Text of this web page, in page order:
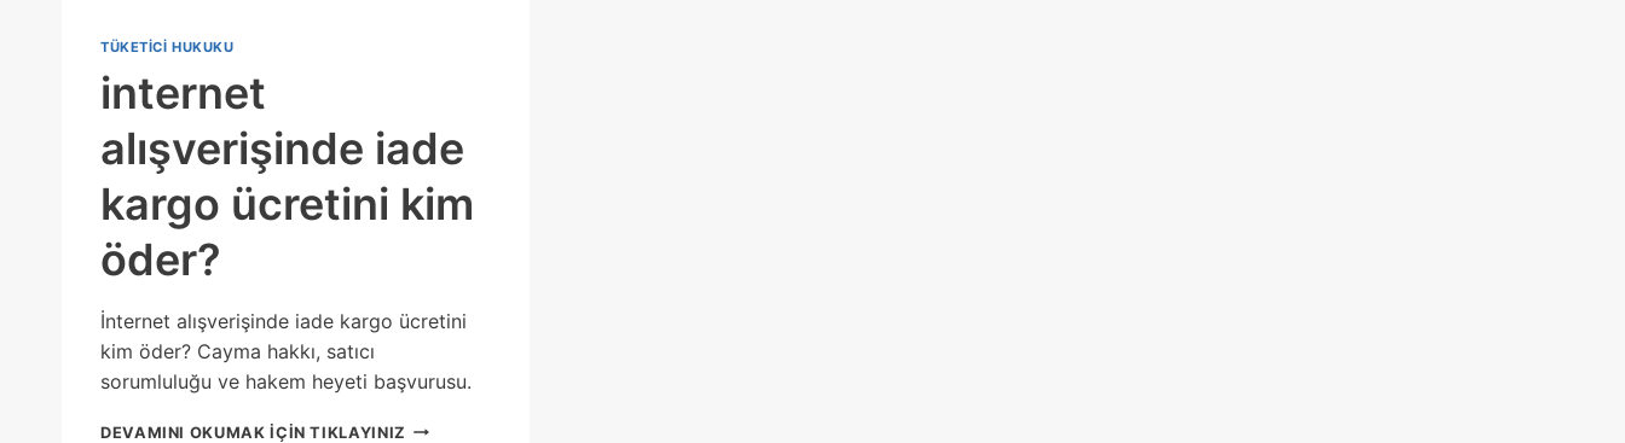
TÜKETICI HUKUKU
internet
alışverişinde iade
kargo ücretini kim
öder?
İnternet alışverişinde iade kargo ücretini
kim öder? Cayma hakkı, satıcı
sorumluluğu ve hakem heyeti başvurusu.
DEVAMINI OKUMAK IÇIN TIKLAYINIZ INTERNET